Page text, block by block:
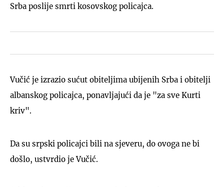
Srba poslije smrti kosovskog policajca.
Vučić je izrazio sućut obiteljima ubijenih Srba i obitelji
albanskog policajca, ponavljajući da je "za sve Kurti
kriv".
Da su srpski policajci bili na sjeveru, do ovoga ne bi
došlo, ustvrdio je Vučić.